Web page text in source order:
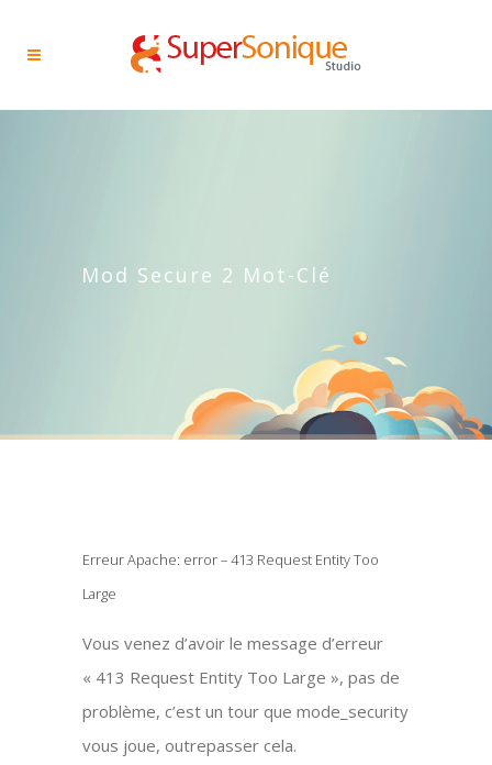
Mod Secure 2 Mot-Clé
Erreur Apache: error – 413 Request Entity Too
Large
Vous venez d’avoir le message d’erreur
« 413 Request Entity Too Large », pas de
problème, c’est un tour que mode_security
vous joue, outrepasser cela.